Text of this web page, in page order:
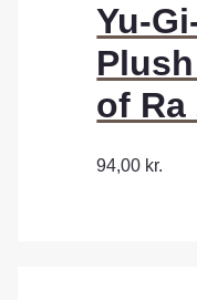
Yu-
of Ra
94,00 kr.